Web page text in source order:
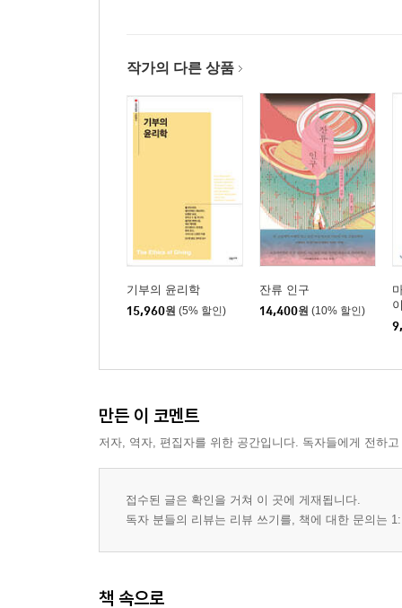
작가의 다른 상품
기부의 윤리학
15,960원 (5% 할인)
잔류 인구
14,400원 (10% 할인)
만든 이 코멘트
저자, 역자, 편집자를 위한 공간입니다. 독자들에게 전하
접수된 글은 확인을 거쳐 이 곳에 게재됩니다.
독자 분들의 리뷰는 리뷰 쓰기를, 책에 대한 문의는
책 속으로